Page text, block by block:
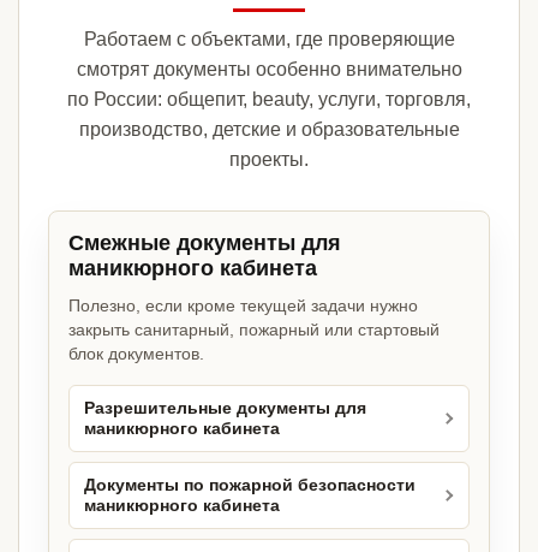
Работаем с объектами, где проверяющие
смотрят документы особенно внимательно
по России: общепит, beauty, услуги, торговля,
производство, детские и образовательные
проекты.
Смежные документы для
маникюрного кабинета
Полезно, если кроме текущей задачи нужно
закрыть санитарный, пожарный или стартовый
блок документов.
Разрешительные документы для
маникюрного кабинета
Документы по пожарной безопасности
маникюрного кабинета